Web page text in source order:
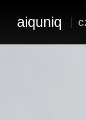
aiquniq